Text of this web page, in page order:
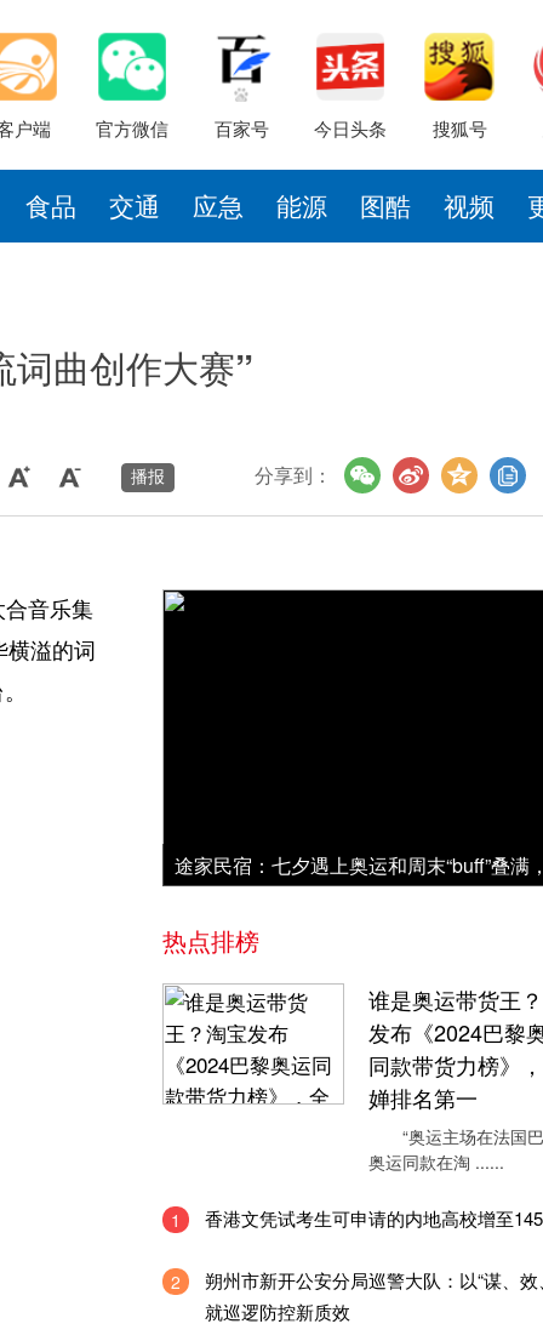
户端 官方微信 百家号 今日头条 搜狐号
食品 交通 应急 能源 图酷 视频
词曲创作大赛”
分享到：
合音乐集
溢的词
热点排榜
谁是奥运带货王
发布《2024巴黎
同款带货力榜》
婵排名第一
“奥运主场在法国
奥运同款在淘 ......
1 香港文凭试考生可申请的内地高校增至
2
朔州市新开公安分局巡警大队：以“谋、效
就巡逻防控新质效